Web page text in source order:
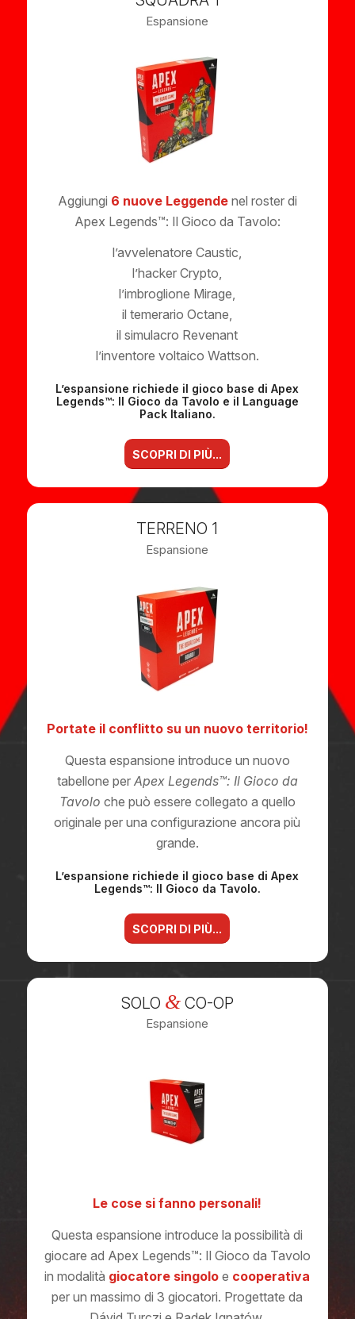
Espansione
Aggiungi 6 nuove Leggendenel roster di
Apex Legends™: Il Gioco da Tavolo:
l’avvelenatore Caustic,
l’hacker Crypto,
l’imbroglione Mirage,
il temerario Octane,
il simulacro Revenant
l’inventore voltaico Wattson.
L’espansione richiede il gioco base di Apex
Legends™: Il Gioco da Tavolo e il Language
Pack Italiano.
SCOPRI DI PIÙ...
TERRENO 1
Espansione
Portate il conflitto su un nuovo territorio!
Questa espansione introduce un nuovo
tabellone per Apex Legends™: Il Gioco da
Tavolo che può essere collegato a quello
originale per una configurazione ancora più
grande.
L’espansione richiede il gioco base di Apex
Legends™: Il Gioco da Tavolo.
SCOPRI DI PIÙ...
SOLO &CO-OP
Espansione
Le cose si fanno personali!
Questa espansione introduce la possibilità di
giocare ad Apex Legends™: Il Gioco da Tavolo
in modalità giocatore singolo e cooperativa
per un massimo di 3 giocatori. Progettate da